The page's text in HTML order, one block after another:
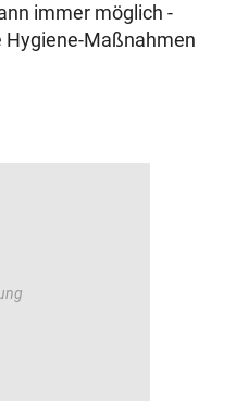
immer möglich -
Hygiene-Maßnahmen